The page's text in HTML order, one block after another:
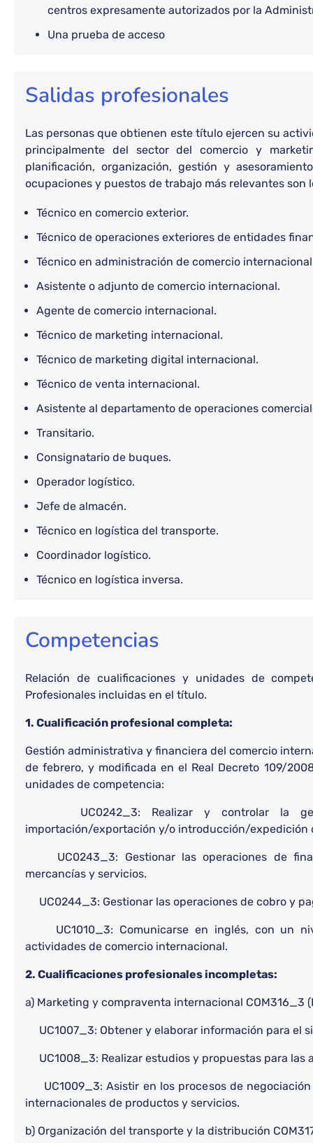
centros expresamente autorizados por la
Una prueba de acceso
Salidas profesionales
Las personas que obtienen este título ejercen su
principalmente del sector del comercio y
planificación, organización, gestión y
ocupaciones y puestos de trabajo más relevantes son
Técnico en comercio exterior.
Técnico de operaciones exteriores de entidades
Técnico en administración de comercio
Asistente o adjunto de comercio internacional.
Agente de comercio internacional.
Técnico de marketing internacional.
Técnico de marketing digital internacional.
Técnico de venta internacional.
Asistente al departamento de operaciones
Transitario.
Consignatario de buques.
Operador logístico.
Jefe de almacén.
Técnico en logística del transporte.
Coordinador logístico.
Técnico en logística inversa.
Competencias
Relación de cualificaciones y unidades de
Profesionales incluidas en el título.
1. Cualificación profesional completa:
Gestión administrativa y financiera del comercio
de febrero, y modificada en el Real Decreto 109/
unidades de competencia:
UC0242_3: Realizar y controlar la
importación/exportación y/o introducción/expedición
UC0243_3: Gestionar las operaciones de
mercancías y servicios.
UC0244_3: Gestionar las operaciones de cobro y
UC1010_3: Comunicarse en inglés, con un
actividades de comercio internacional.
2. Cualificaciones profesionales incompletas:
a) Marketing y compraventa internacional COM316_3
UC1007_3: Obtener y elaborar información para el
UC1008_3: Realizar estudios y propuestas para las
UC1009_3: Asistir en los procesos de
internacionales de productos y servicios.
b) Organización del transporte y la distribución